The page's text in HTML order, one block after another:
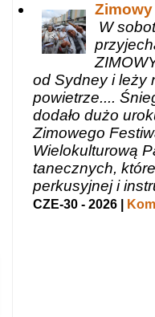
W
od Sydney i leży
powietrze....
dodało dużo
Zimowego
Wielokulturową
tanecznych,
perkusyjnej i
CZE-30 - 2026 |